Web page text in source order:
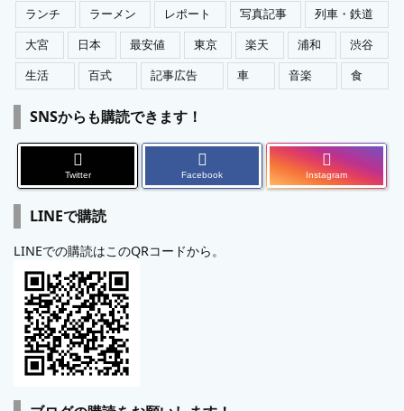
ランチ
ラーメン レポート 写真記事
列車・鉄道
大宮
日本 最安値 東京 楽天 浦和
渋谷
生活
百式 記事広告 車 音楽 食
SNSからも購読できます！
Twitter Facebook Instagram
LINEで購読
LINEでの購読はこのQRコードから。